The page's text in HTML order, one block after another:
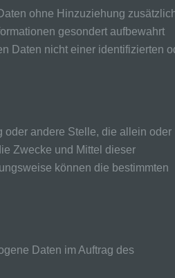
ohne Hinzuziehung
gesondert aufbewahrt
Daten nicht einer identifizierten
oder andere Stelle, die allein oder
Zwecke und Mittel dieser
können die bestimmten
Daten im Auftrag des